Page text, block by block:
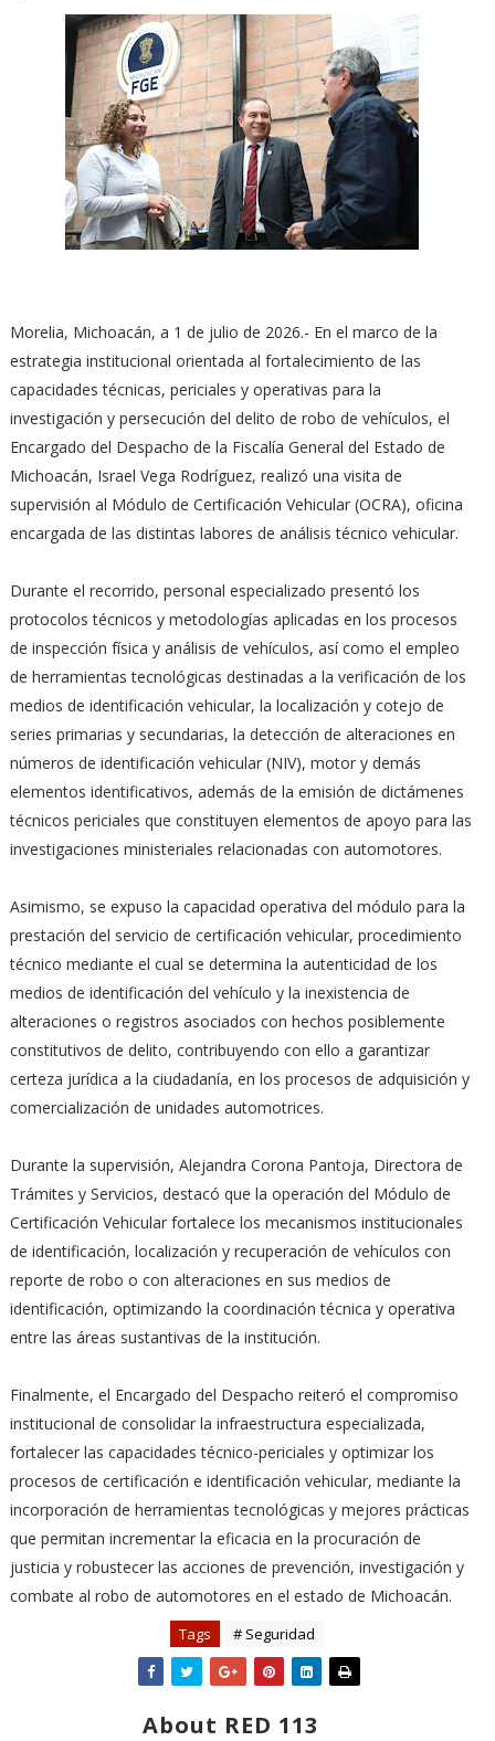
Morelia, Michoacán, a 1 de julio de 2026.- En el marco de la
estrategia institucional orientada al fortalecimiento de las
capacidades técnicas, periciales y operativas para la
investigación y persecución del delito de robo de vehículos, el
Encargado del Despacho de la Fiscalía General del Estado de
Michoacán, Israel Vega Rodríguez, realizó una visita de
supervisión al Módulo de Certificación Vehicular (OCRA), oficina
encargada de las distintas labores de análisis técnico vehicular.
Durante el recorrido, personal especializado presentó los
protocolos técnicos y metodologías aplicadas en los procesos
de inspección física y análisis de vehículos, así como el empleo
de herramientas tecnológicas destinadas a la verificación de los
medios de identificación vehicular, la localización y cotejo de
series primarias y secundarias, la detección de alteraciones en
números de identificación vehicular (NIV), motor y demás
elementos identificativos, además de la emisión de dictámenes
técnicos periciales que constituyen elementos de apoyo para las
investigaciones ministeriales relacionadas con automotores.
Asimismo, se expuso la capacidad operativa del módulo para la
prestación del servicio de certificación vehicular, procedimiento
técnico mediante el cual se determina la autenticidad de los
medios de identificación del vehículo y la inexistencia de
alteraciones o registros asociados con hechos posiblemente
constitutivos de delito, contribuyendo con ello a garantizar
certeza jurídica a la ciudadanía, en los procesos de adquisición y
comercialización de unidades automotrices.
Durante la supervisión, Alejandra Corona Pantoja, Directora de
Trámites y Servicios, destacó que la operación del Módulo de
Certificación Vehicular fortalece los mecanismos institucionales
de identificación, localización y recuperación de vehículos con
reporte de robo o con alteraciones en sus medios de
identificación, optimizando la coordinación técnica y operativa
entre las áreas sustantivas de la institución.
Finalmente, el Encargado del Despacho reiteró el compromiso
institucional de consolidar la infraestructura especializada,
fortalecer las capacidades técnico-periciales y optimizar los
procesos de certificación e identificación vehicular, mediante la
incorporación de herramientas tecnológicas y mejores prácticas
que permitan incrementar la eficacia en la procuración de
justicia y robustecer las acciones de prevención, investigación y
combate al robo de automotores en el estado de Michoacán.
Tags # Seguridad
About RED 113